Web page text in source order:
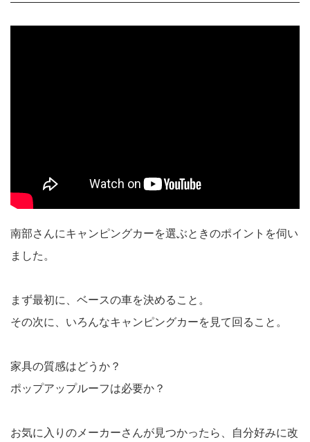
南部さんにキャンピングカーを選ぶときのポイントを伺い
ました。
まず最初に、ベースの車を決めること。
その次に、いろんなキャンピングカーを見て回ること。
家具の質感はどうか？
ポップアップルーフは必要か？
お気に入りのメーカーさんが見つかったら、自分好みに改